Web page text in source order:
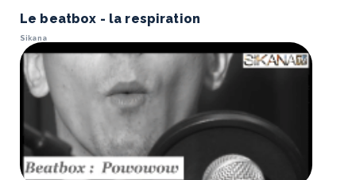
Le beatbox - la respiration
Sikana